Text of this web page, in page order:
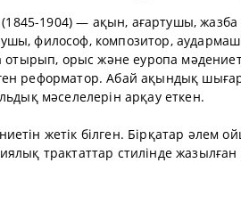
(1845-1904) — ақын, ағартушы, жазба
философ, композитор,
отырып, орыс және еуропа
реформатор. Абай ақындық
мәселелерін арқау еткен.
жетік білген. Бірқатар әлем
трактаттар стилінде жазылған